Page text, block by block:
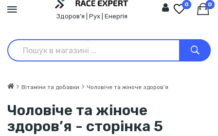
Здоров’я | Рух | Енергія
0 0
Вітаміни та добавки Чоловіче та жіноче здоров’я
Чоловіче та жіноче
здоров’я - сторінка 5